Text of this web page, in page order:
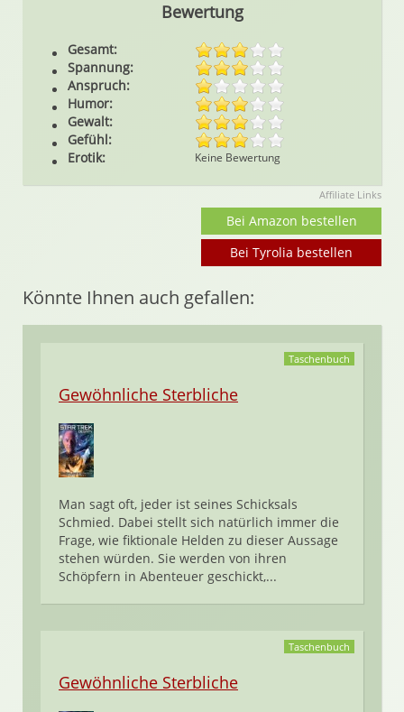
Bewertung
Gesamt:
Spannung:
Anspruch:
Humor:
Gewalt:
Gefühl:
Erotik:
Keine Bewertung
Affiliate Links
Bei Amazon bestellen
Bei Tyrolia bestellen
Könnte Ihnen auch gefallen:
Taschenbuch
Gewöhnliche Sterbliche
Man sagt oft, jeder ist seines Schicksals
Schmied. Dabei stellt sich natürlich immer die
Frage, wie fiktionale Helden zu dieser Aussage
stehen würden. Sie werden von ihren
Schöpfern in Abenteuer geschickt,...
Taschenbuch
Gewöhnliche Sterbliche